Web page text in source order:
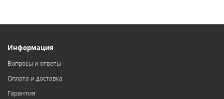
Информация
Вопросы и ответы
Оплата и доставка
Гарантия